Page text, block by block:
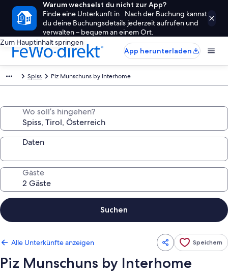
Warum wechselst du nicht zur App?
Finde eine Unterkunft in . Nach der Buchung kannst
du deine Buchungsdetails jederzeit aufrufen und
verwalten – bequem an einem Ort.
Zum Hauptinhalt springen
App herunterladen
Spiss Piz Munschuns by Interhome
Wo soll’s hingehen?
Daten
Gäste
Suchen
Alle Unterkünfte anzeigen Speichern
Piz Munschuns by Interhome